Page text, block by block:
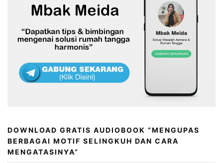
DOWNLOAD GRATIS AUDIOBOOK “MENGUPAS
BERBAGAI MOTIF SELINGKUH DAN CARA
MENGATASINYA”